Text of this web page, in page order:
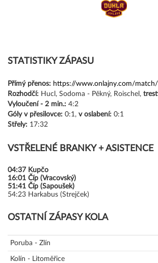
STATISTIKY ZÁPASU
Přímý přenos: https://www.onlajny.com/
Rozhodčí: Hucl, Sodoma - Pěkný, Roischel,
Vyloučení - 2 min.: 4:2
Góly v přesilovce: 0:1, v oslabení: 0:1
Střely: 17:32
VSTŘELENÉ BRANKY + ASISTENCE
04:37 Kupčo
16:01 Číp (Vracovský)
51:41 Číp (Sapoušek)
54:23 Harkabus (Strejček)
OSTATNÍ ZÁPASY KOLA
Poruba - Zlín
Kolín - Litoměřice